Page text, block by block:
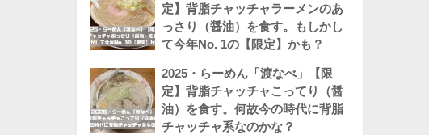
定】背脂チャッチャラーメンのあ
っさり（醤油）を食す。もしかし
て今年No. 1の【限定】かも？
2025・らーめん「渡なべ」【限
定】背脂チャッチャこってり（醤
油）を食す。何故今の時代に背脂
チャッチャ系なのかな？